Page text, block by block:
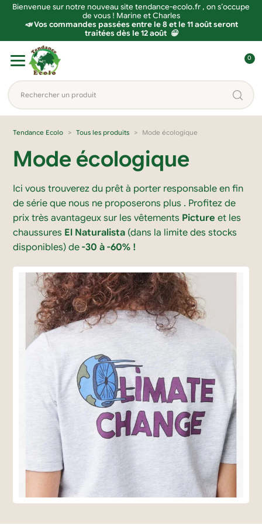
Bienvenue sur notre nouveau site tendance-ecolo.fr , on s’occupe
de vous ! Marine et Charles
📣 Vos commandes passées entre le 8 et le 11 août seront
traitées dès le 12 août 😀
navigation
contenu
Rechercher
un
produit...
o
n
n
0
Tendance Ecolo Tous les produits Mode écologique
Mode écologique
Ici vous trouverez du prêt à porter responsable en fin
de série que nous ne proposerons plus . Profitez de
prix très avantageux sur les vêtements Picture et les
chaussures El Naturalista (dans la limite des stocks
disponibles) de-30 à -60% !